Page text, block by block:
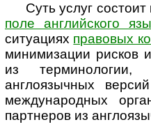
Суть услуг
поле английского
ситуациях правовых
ми­ни­ми­за­ции рисков
из терминологии,
англоязычных
международных
партнеров из